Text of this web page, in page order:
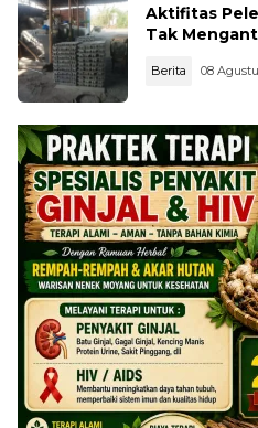
Aktifitas
Tak
Berita 08